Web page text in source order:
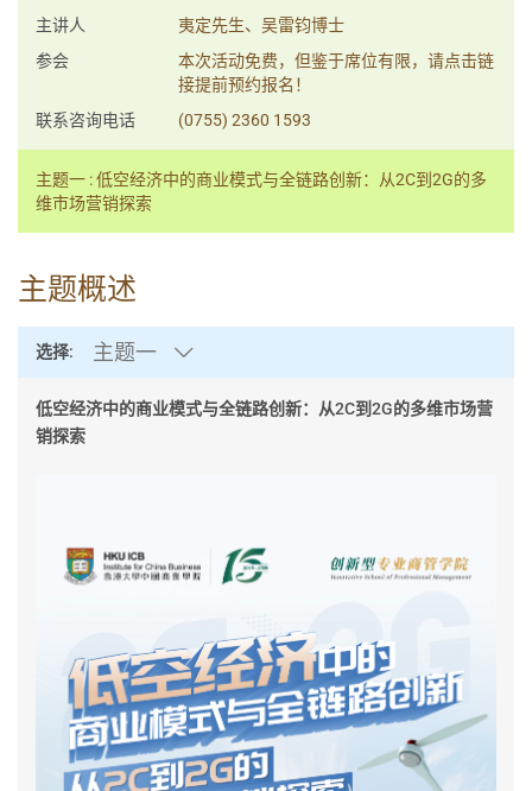
主讲人
夷定先生、吴雷钧博士
参会
本次活动免费，但鉴于席位有限，请点击链
接提前预约报名！
联系咨询电话
(0755) 2360 1593
主题一 : 低空经济中的商业模式与全链路创新：从2C到2G的多
维市场营销探索
主题概述
选择: 主题一
低空经济中的商业模式与全链路创新：从2C到2G的多维市场营
销探索